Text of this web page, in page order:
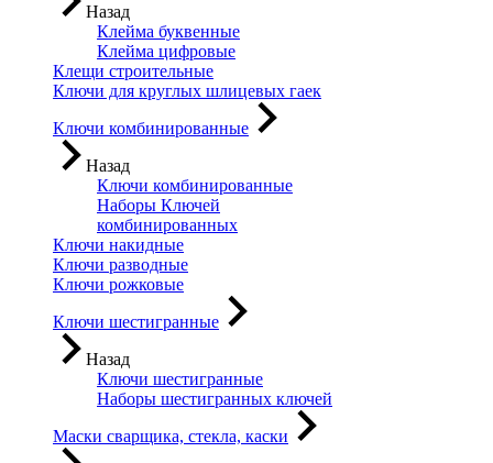
Назад
Клейма буквенные
Клейма цифровые
Клещи строительные
Ключи для круглых шлицевых гаек
Ключи комбинированные
Назад
Ключи комбинированные
Наборы Ключей
комбинированных
Ключи накидные
Ключи разводные
Ключи рожковые
Ключи шестигранные
Назад
Ключи шестигранные
Наборы шестигранных ключей
Маски сварщика, стекла, каски